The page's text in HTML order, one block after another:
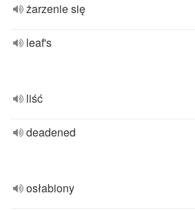
żarzenie się
leaf's
liść
deadened
osłabiony